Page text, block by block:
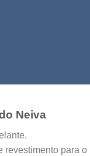
Neiva
revestimento para o